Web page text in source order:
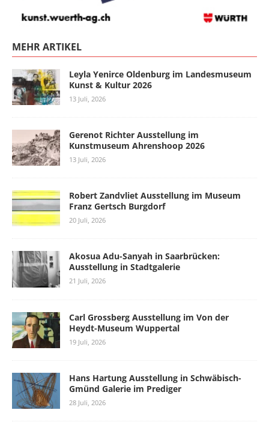
MEHR ARTIKEL
Leyla Yenirce Oldenburg im Landesmuseum
Kunst & Kultur 2026
13 Juli, 2026
Gerenot Richter Ausstellung im
Kunstmuseum Ahrenshoop 2026
13 Juli, 2026
Robert Zandvliet Ausstellung im Museum
Franz Gertsch Burgdorf
20 Juli, 2026
Akosua Adu-Sanyah in Saarbrücken:
Ausstellung in Stadtgalerie
21 Juli, 2026
Carl Grossberg Ausstellung im Von der
Heydt-Museum Wuppertal
19 Juli, 2026
Hans Hartung Ausstellung in Schwäbisch-
Gmünd Galerie im Prediger
28 Juli, 2026